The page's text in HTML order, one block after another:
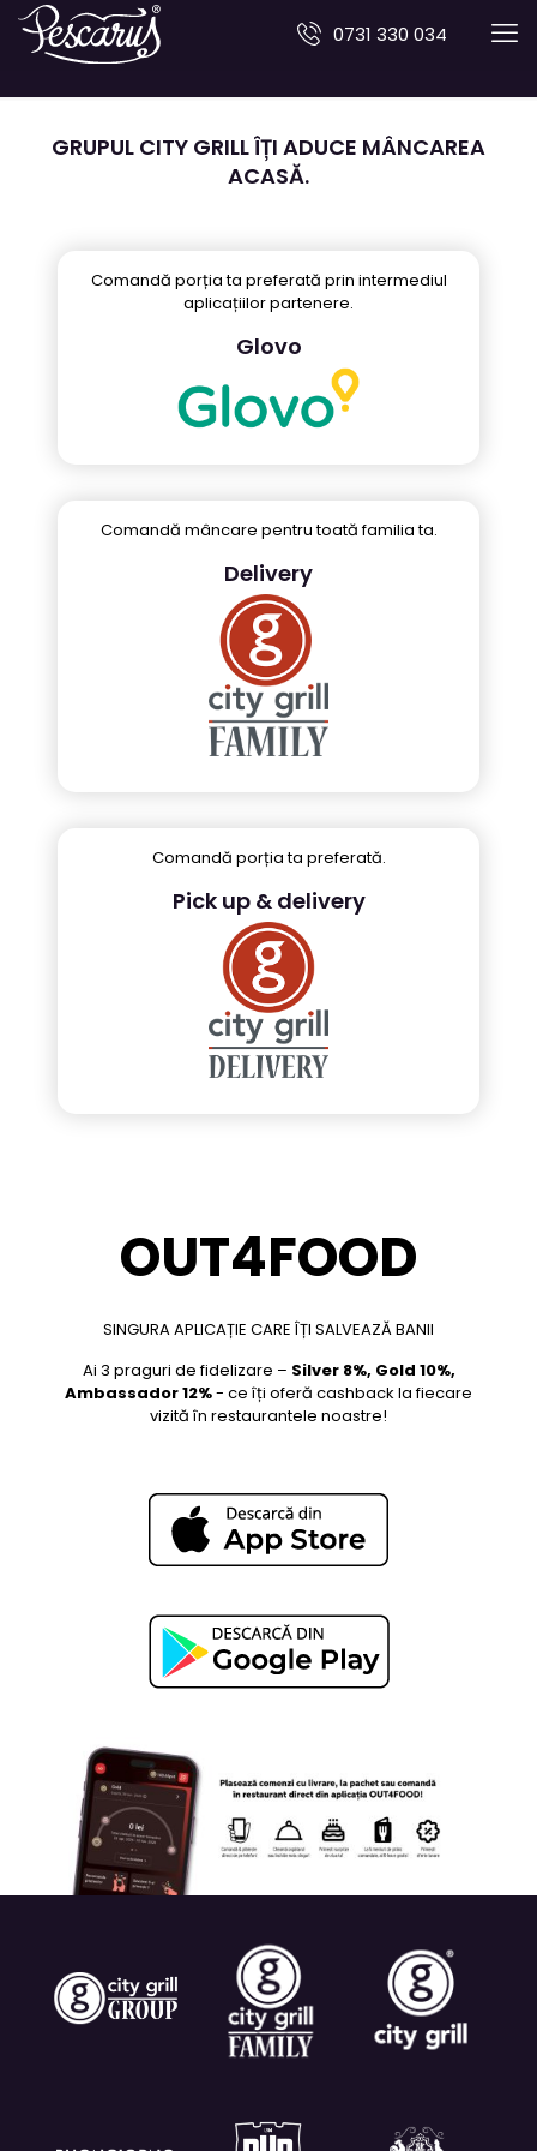
0731 330 034
Delivery
GRUPUL CITY GRILL ÎȚI ADUCE MÂNCAREA
ACASĂ.
Comandă porția ta preferată prin intermediul
aplicațiilor partenere.
Glovo
Comandă mâncare pentru toată familia ta.
Delivery
Comandă porția ta preferată.
Pick up & delivery
OUT4FOOD
SINGURA APLICAȚIE CARE ÎȚI SALVEAZĂ BANII
Ai 3 praguri de fidelizare – Silver 8%, Gold 10%,
Ambassador 12%- ce îți oferă cashback la fiecare
vizită în restaurantele noastre!